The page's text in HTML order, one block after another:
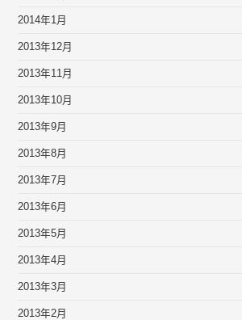
2014年1月
2013年12月
2013年11月
2013年10月
2013年9月
2013年8月
2013年7月
2013年6月
2013年5月
2013年4月
2013年3月
2013年2月